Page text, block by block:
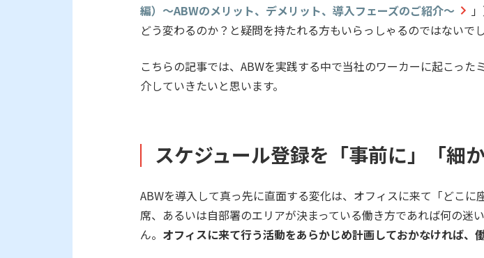
編）～ABWのメリット、デメリット、導入フェーズのご紹介～
どう変わるのか？と疑問を持たれる方もいらっしゃるのではないでし
こちらの記事では、ABWを実践する中で当社のワーカーに起こっ
介していきたいと思います。
スケジュール登録を「事前に」「細
ABWを導入して真っ先に直面する変化は、オフィスに来て「どこ
席、あるいは自部署のエリアが決まっている働き方であれば何の迷
ん。 オフィスに来て行う活動をあらかじめ計画しておかなければ、